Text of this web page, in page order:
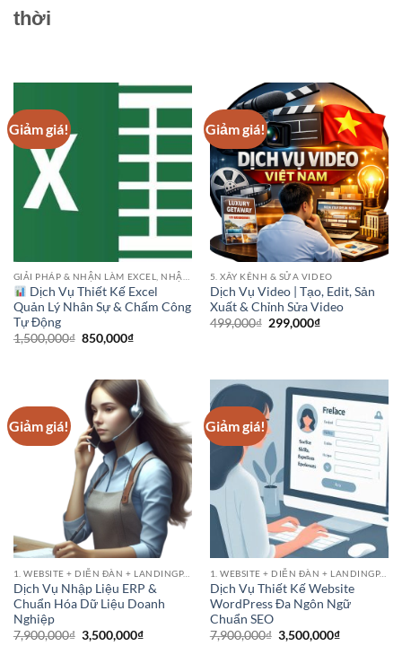
thời
Giảm giá!
Dịch Vụ Thiết Kế Excel
Quản Lý Nhân Sự & Chấm Công
Tự Động
1,500,000₫ Giá
850,000₫Giá
850,000₫.
Giảm giá!
5. XÂY KÊNH & SỬA VIDEO
Dịch Vụ Video | Tạo, Edit, Sản
Xuất & Chỉnh Sửa Video
499,000₫ Giá
299,000₫Giá
Giảm giá!
1. WEBSITE + DIỄN ĐÀN + LANDINGPAGE
Dịch Vụ Nhập Liệu ERP &
Chuẩn Hóa Dữ Liệu Doanh
Nghiệp
7,900,000₫ Giá
gốc
3,500,000₫Giá
Giảm giá!
1. WEBSITE + DIỄN ĐÀN + LANDINGPAGE
Dịch Vụ Thiết Kế Website
WordPress Đa Ngôn Ngữ
Chuẩn SEO
7,900,000₫ Giá
gốc
3,500,000₫Giá